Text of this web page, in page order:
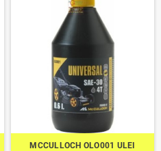
MCCULLOCH OLO001 ULEI